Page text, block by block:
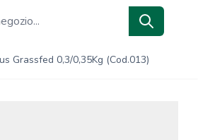
Grassfed 0,3/0,35Kg (Cod.013)